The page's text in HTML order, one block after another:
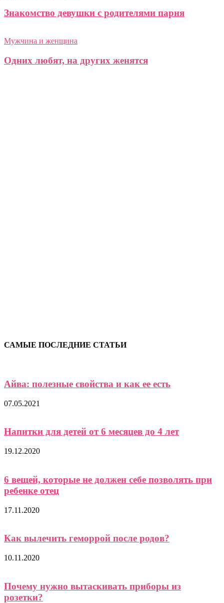
Знакомство девушки с родителями парня
Мужчина и женщина
Одних любят, на других женятся
САМЫЕ ПОСЛЕДНИЕ СТАТЬИ
Айва: полезные свойства и как ее есть
07.05.2021
Напитки для детей от 6 месяцев до 4 лет
19.12.2020
6 вещей, которые не должен себе позволять при
ребенке отец
17.11.2020
Как вылечить геморрой после родов?
10.11.2020
Почему нужно вытаскивать приборы из
розетки?